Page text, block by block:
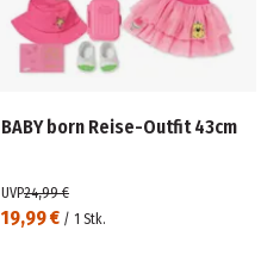
BABY born Reise-Outfit 43cm
19,99 € / 1 Stk.
UVP24,99 €